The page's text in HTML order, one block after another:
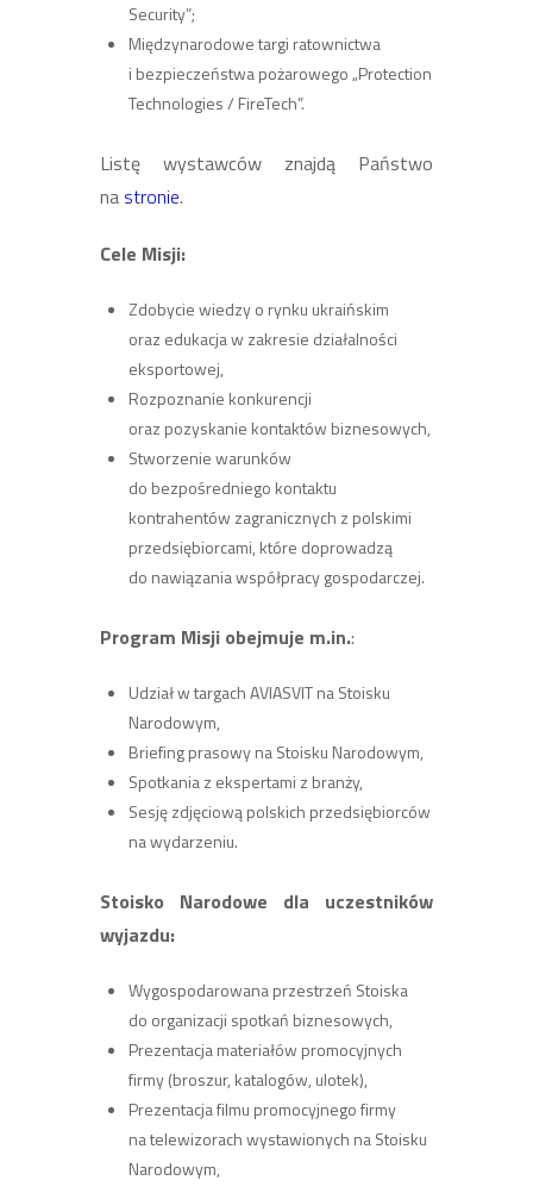
Security”;
Międzynarodowe targi ratownictwa
i bezpieczeństwa pożarowego „Protection
Technologies / FireTech”.
Listę wystawców znajdą Państwo
na stronie.
Cele Misji:
Zdobycie wiedzy o rynku ukraińskim
oraz edukacja w zakresie działalności
eksportowej,
Rozpoznanie konkurencji
oraz pozyskanie kontaktów biznesowych,
Stworzenie warunków
do bezpośredniego kontaktu
kontrahentów zagranicznych z polskimi
przedsiębiorcami, które doprowadzą
do nawiązania współpracy gospodarczej.
Program Misji obejmuje m.in.:
Udział w targach AVIASVIT na Stoisku
Narodowym,
Briefing prasowy na Stoisku Narodowym,
Spotkania z ekspertami z branży,
Sesję zdjęciową polskich przedsiębiorców
na wydarzeniu.
Stoisko Narodowe dla uczestników
wyjazdu:
Wygospodarowana przestrzeń Stoiska
do organizacji spotkań biznesowych,
Prezentacja materiałów promocyjnych
firmy (broszur, katalogów, ulotek),
Prezentacja filmu promocyjnego firmy
na telewizorach wystawionych na Stoisku
Narodowym,